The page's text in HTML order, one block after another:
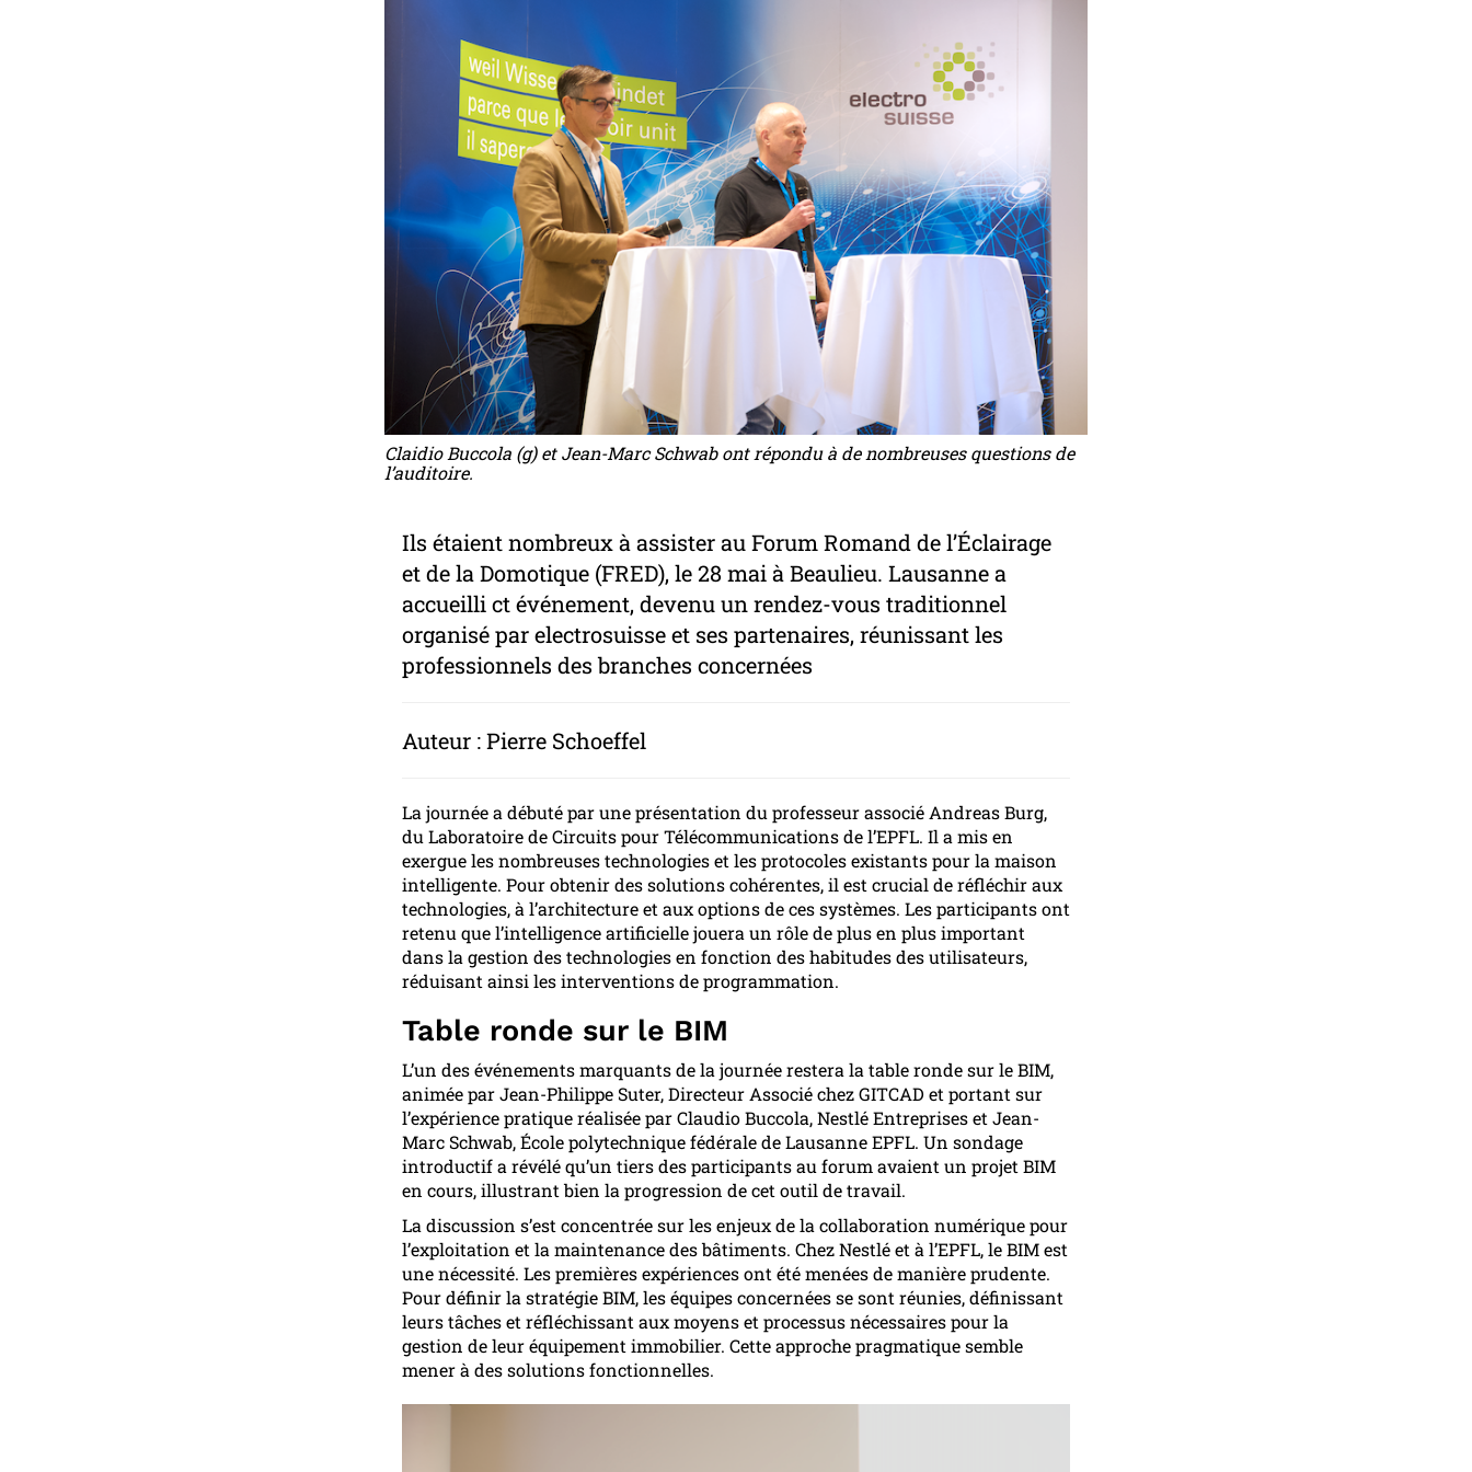
Claidio Buccola (g) et Jean-Marc Schwab ont répondu à de nombreuses questions de
l’auditoire.
Ils étaient nombreux à assister au Forum Romand de l’Éclairage
et de la Domotique (FRED), le 28 mai à Beaulieu. Lausanne a
accueilli ct événement, devenu un rendez-vous traditionnel
organisé par electrosuisse et ses partenaires, réunissant les
professionnels des branches concernées
Auteur : Pierre Schoeffel
La journée a débuté par une présentation du professeur associé Andreas Burg,
du Laboratoire de Circuits pour Télécommunications de l’EPFL. Il a mis en
exergue les nombreuses technologies et les protocoles existants pour la maison
intelligente. Pour obtenir des solutions cohérentes, il est crucial de réfléchir aux
technologies, à l’architecture et aux options de ces systèmes. Les participants ont
retenu que l’intelligence artificielle jouera un rôle de plus en plus important
dans la gestion des technologies en fonction des habitudes des utilisateurs,
réduisant ainsi les interventions de programmation.
Table ronde sur le BIM
L’un des événements marquants de la journée restera la table ronde sur le BIM,
animée par Jean-Philippe Suter, Directeur Associé chez GITCAD et portant sur
l’expérience pratique réalisée par Claudio Buccola, Nestlé Entreprises et Jean-
Marc Schwab, École polytechnique fédérale de Lausanne EPFL. Un sondage
introductif a révélé qu’un tiers des participants au forum avaient un projet BIM
en cours, illustrant bien la progression de cet outil de travail.
La discussion s’est concentrée sur les enjeux de la collaboration numérique pour
l’exploitation et la maintenance des bâtiments. Chez Nestlé et à l’EPFL, le BIM est
une nécessité. Les premières expériences ont été menées de manière prudente.
Pour définir la stratégie BIM, les équipes concernées se sont réunies, définissant
leurs tâches et réfléchissant aux moyens et processus nécessaires pour la
gestion de leur équipement immobilier. Cette approche pragmatique semble
mener à des solutions fonctionnelles.